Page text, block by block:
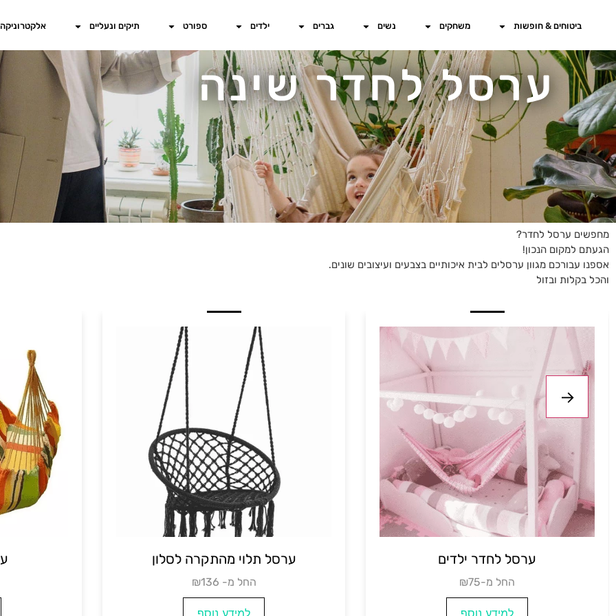
ביטוחים & חופשות משחקים נשים גברים ילדים ספורט תיקים ונעליים אלקטרוניקה
ערסל לחדר שינה
מחפשים ערסל לחדר?
הגעתם למקום הנכון!
אספנו עבורכם מגוון ערסלים לבית איכותיים בצבעים ועיצובים שונים.
והכל בקלות ובזול
ערסל ערסל לחדר ילדים
₪החל מ-75
ערסל ישיבה
₪החל מ- 50